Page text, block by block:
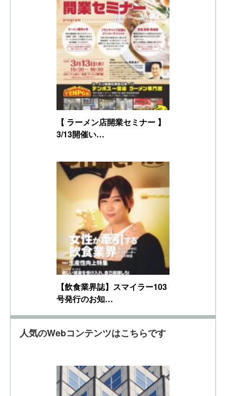
【 ラーメン店開業セミナー 】
3/13開催い…
【飲食業界誌】スマイラー103
号発行のお知…
人気のWebコンテンツはこちらです